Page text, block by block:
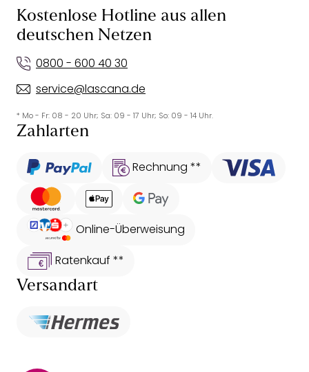
Kostenlose Hotline aus allen
deutschen Netzen
0800 - 600 40 30
service@lascana.de
* Mo - Fr: 08 - 20 Uhr; Sa: 09 - 17 Uhr; So: 09 - 14 Uhr.
Zahlarten
Rechnung **
Online-Überweisung
Ratenkauf **
Versandart